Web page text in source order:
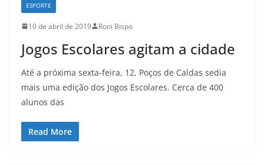
ESPORTE
10 de abril de 2019 Roni Bispo
Jogos Escolares agitam a cidade
Até a próxima sexta-feira, 12, Poços de Caldas sedia
mais uma edição dos Jogos Escolares. Cerca de 400
alunos das
Read More